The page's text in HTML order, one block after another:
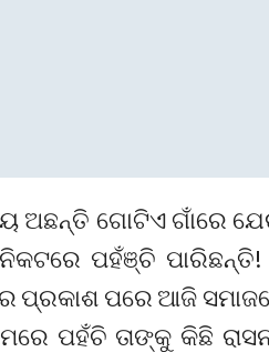
ଅଛନ୍ତି ଗୋଟିଏ ଗାଁରେ
ନିକଟରେ ପହଁଞ୍ଚି
ପ୍ରକାଶ ପରେ ଆଜି
ପହଁଚି ତାଙ୍କୁ କିଛି